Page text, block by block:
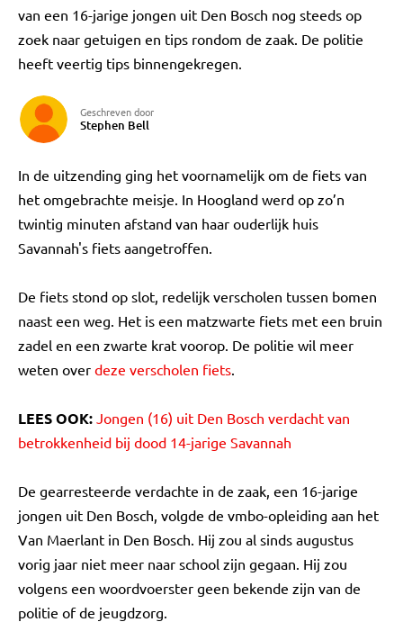
van een 16-jarige jongen uit Den Bosch nog steeds op
zoek naar getuigen en tips rondom de zaak. De politie
heeft veertig tips binnengekregen.
Geschreven door
Stephen Bell
In de uitzending ging het voornamelijk om de fiets van
het omgebrachte meisje. In Hoogland werd op zo’n
twintig minuten afstand van haar ouderlijk huis
Savannah's fiets aangetroffen.
De fiets stond op slot, redelijk verscholen tussen bomen
naast een weg. Het is een matzwarte fiets met een bruin
zadel en een zwarte krat voorop. De politie wil meer
weten over deze verscholen fiets.
LEES OOK: Jongen (16) uit Den Bosch verdacht van
betrokkenheid bij dood 14-jarige Savannah
De gearresteerde verdachte in de zaak, een 16-jarige
jongen uit Den Bosch, volgde de vmbo-opleiding aan het
Van Maerlant in Den Bosch. Hij zou al sinds augustus
vorig jaar niet meer naar school zijn gegaan. Hij zou
volgens een woordvoerster geen bekende zijn van de
politie of de jeugdzorg.